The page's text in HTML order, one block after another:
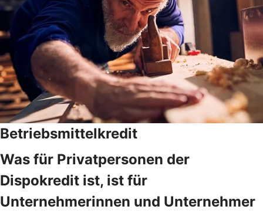
Betriebsmittelkredit
Was für Privatpersonen der
Dispokredit ist, ist für
Unternehmerinnen und Unternehmer